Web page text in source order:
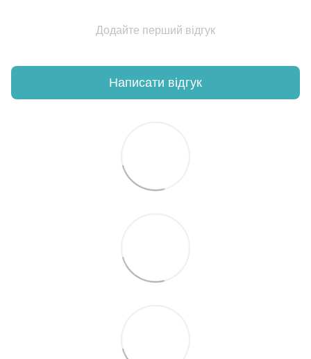
Додайте перший відгук
Написати відгук